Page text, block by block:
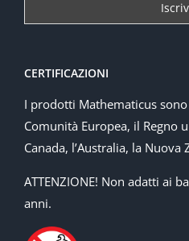
CERTIFICAZIONI
I prodotti Mathematicus
Comunità Europea, il Regno
Canada, l’Australia, la Nuova
ATTENZIONE! Non adatti ai
anni.